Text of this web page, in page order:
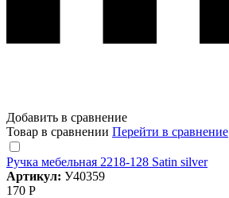
Добавить в сравнение
Товар в сравнении Перейти в сравнение
Ручка мебельная 2218-128 Satin silver
Артикул: У40359
170 Р